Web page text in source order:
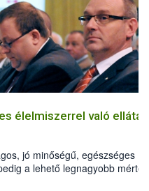
élelmiszerrel való ellátás
jó minőségű, egészséges
a lehető legnagyobb
Minisztérium (FM)